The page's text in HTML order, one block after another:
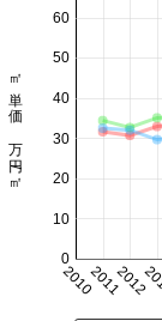
201020112012
0
10
20
30
40
50
60
㎡単価 万円/㎡